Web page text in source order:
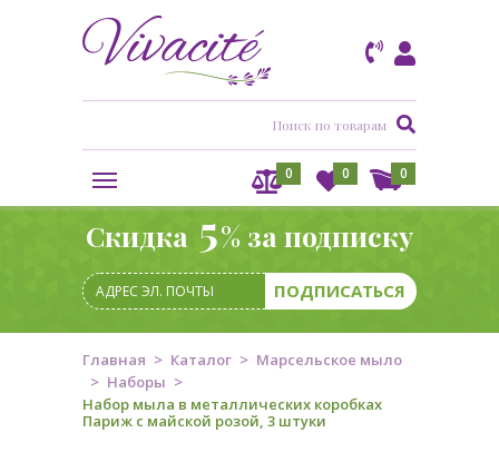
0
0
0
Скидка 5% за подписку
Главная Каталог
Марсельское мыло
Наборы
Набор мыла в металлических коробках
Париж с майской розой, 3 штуки